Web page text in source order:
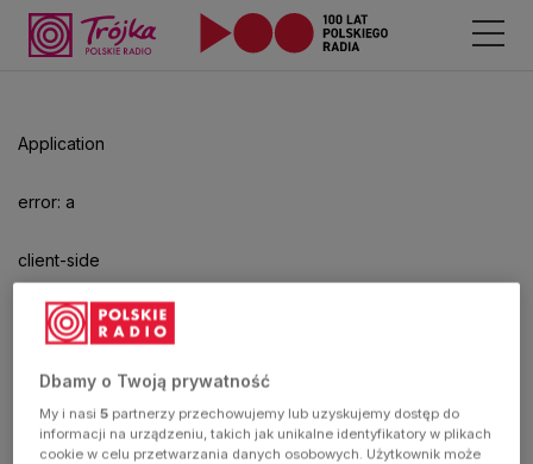
Application
error: a
client-side
exception
has
occurred
aby
odtwarzać.
Dbamy o Twoją prywatność
My i nasi5 partnerzy przechowujemy lub uzyskujemy dostęp do
informacji na urządzeniu, takich jak unikalne identyfikatory w plikach
cookie w celu przetwarzania danych osobowych. Użytkownik może